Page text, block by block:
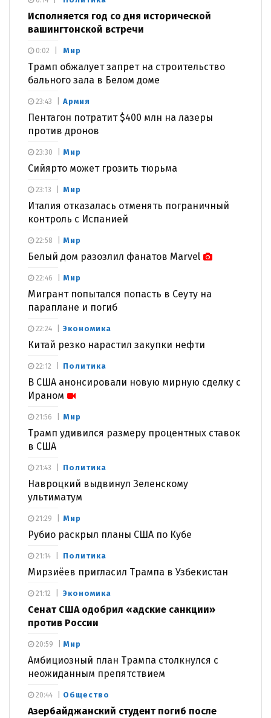
Исполняется год со дня исторической
вашингтонской встречи
Мир
Трамп обжалует запрет на строительство
бального зала в Белом доме
0:02
Армия
Пентагон потратит $400 млн на лазеры
против дронов
23:43
Мир
Сийярто может грозить тюрьма
23:30
Мир
Италия отказалась отменять пограничный
контроль с Испанией
23:13
Мир
Белый дом разозлил фанатов Marvel
22:58
Мир
Мигрант попытался попасть в Сеуту на
параплане и погиб
22:46
Экономика
Китай резко нарастил закупки нефти
22:24
Политика
В США анонсировали новую мирную сделку с
Ираном
22:12
Мир
Трамп удивился размеру процентных ставок
в США
21:56
Политика
Навроцкий выдвинул Зеленскому
ультиматум
21:43
Мир
Рубио раскрыл планы США по Кубе
21:29
Политика
Мирзиёев пригласил Трампа в Узбекистан
21:14
Экономика
Сенат США одобрил «адские санкции»
против России
21:12
Мир
Амбициозный план Трампа столкнулся с
неожиданным препятствием
20:59
Общество
Азербайджанский студент погиб после
20:44